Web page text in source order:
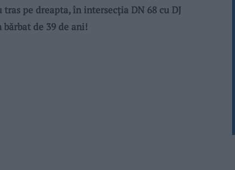
pe dreapta, în intersecția DN 68 cu DJ
de 39 de ani!